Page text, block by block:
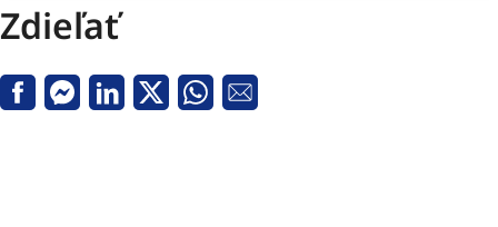
Zdieľať
FacebookMessenger
Linkedin
X Whatsapp
E-